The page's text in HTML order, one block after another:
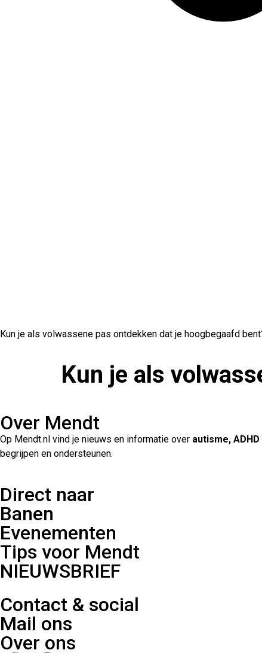
Kun je als volwassene pas ontdekken dat je hoogbegaafd
Kun je als
Over Mendt
Op Mendt.nl vind je nieuws en informatie over autisme,
begrijpen en ondersteunen.
Direct naar
Banen
Evenementen
Tips voor Mendt
NIEUWSBRIEF
Contact & social
Mail ons
Over ons